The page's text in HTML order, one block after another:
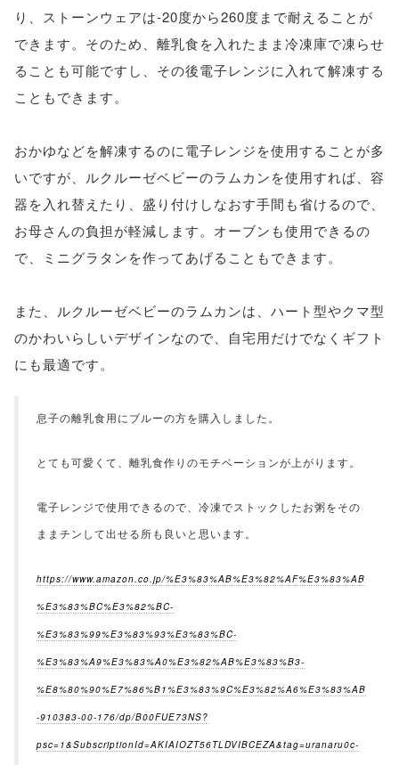
り、ストーンウェアは-20度から260度まで耐えることが
できます。そのため、離乳食を入れたまま冷凍庫で凍らせ
ることも可能ですし、その後電子レンジに入れて解凍する
こともできます。
おかゆなどを解凍するのに電子レンジを使用することが多
いですが、ルクルーゼベビーのラムカンを使用すれば、容
器を入れ替えたり、盛り付けしなおす手間も省けるので、
お母さんの負担が軽減します。オーブンも使用できるの
で、ミニグラタンを作ってあげることもできます。
また、ルクルーゼベビーのラムカンは、ハート型やクマ型
のかわいらしいデザインなので、自宅用だけでなくギフト
にも最適です。
息子の離乳食用にブルーの方を購入しました。
とても可愛くて、離乳食作りのモチベーションが上がります。
電子レンジで使用できるので、冷凍でストックしたお粥をその
ままチンして出せる所も良いと思います。
https://www.amazon.co.jp/%E3%83%AB%E3%82%AF%E3%83%AB
%E3%83%BC%E3%82%BC-
%E3%83%99%E3%83%93%E3%83%BC-
%E3%83%A9%E3%83%A0%E3%82%AB%E3%83%B3-
%E8%80%90%E7%86%B1%E3%83%9C%E3%82%A6%E3%83%AB
-910383-00-176/dp/B00FUE73NS?
psc=1&SubscriptionId=AKIAIOZT56TLDVIBCEZA&tag=uranaru0c-